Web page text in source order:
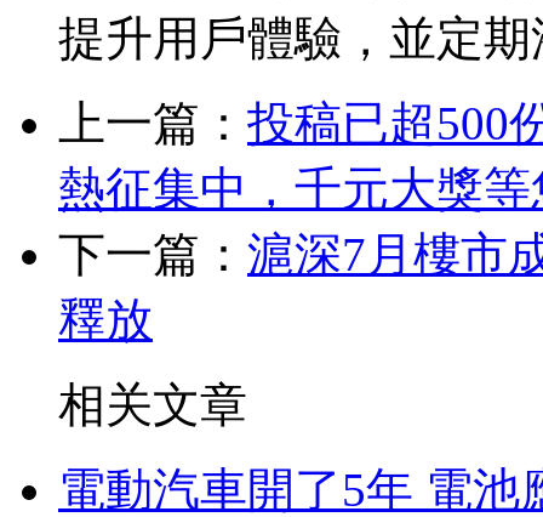
提升用戶體驗，並定
上一篇： 投稿已超500
熱征集中，千元大獎
下一篇： 滬深7月樓市
釋放
相关文章
電動汽車開了5年 電